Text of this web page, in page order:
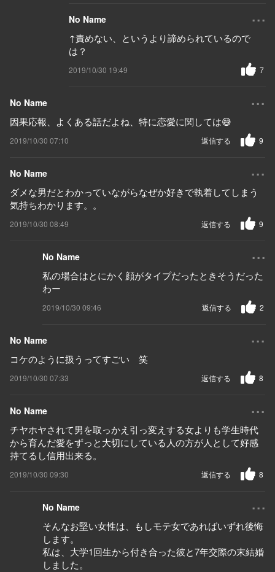
No Name ...
↑責めない、というより諦められているので
は？
2019/10/30 19:49 7
No Name ...
因果応報、よくある話だよね、特に恋愛に関しては😅
2019/10/30 07:10 9
返信する
No Name ...
ダメな男だとわかっていながらなぜか好きで執着してしまう
気持ちわかります。。
2019/10/30 08:49 9
返信する
No Name ...
私の場合はとにかく顔がタイプだったときそうだった
わー
2019/10/30 09:46 2
返信する
No Name ...
コケのように扱うってすごい 笑
2019/10/30 07:33 8
返信する
No Name ...
チヤホヤされて男を取っかえ引っ変えする女よりも学生時代
から育んだ愛をずっと大切にしている人の方が人として好感
持てるし信用出来る。
2019/10/30 09:30 8
返信する
No Name ...
そんなお堅い女性は、もしモテ女であればいずれ後悔
します。
私は、大学1回生から付き合った彼と7年交際の末結婚
しました。